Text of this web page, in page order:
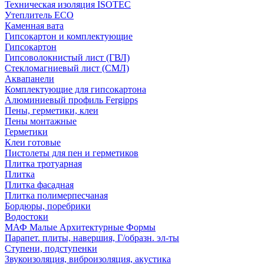
Техническая изоляция ISOTEC
Утеплитель ECO
Каменная вата
Гипсокартон и комплектующие
Гипсокартон
Гипсоволокнистый лист (ГВЛ)
Стекломагниевый лист (СМЛ)
Аквапанели
Комплектующие для гипсокартона
Алюминиевый профиль Fergipps
Пены, герметики, клеи
Пены монтажные
Герметики
Клеи готовые
Пистолеты для пен и герметиков
Плитка тротуарная
Плитка
Плитка фасадная
Плитка полимерпесчаная
Бордюры, поребрики
Водостоки
МАФ Малые Архитектурные Формы
Парапет. плиты, навершия, Г/образн. эл-ты
Ступени, подступенки
Звукоизоляция, виброизоляция, акустика